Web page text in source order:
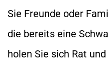
Sie Freunde oder
die bereits eine
holen Sie sich Rat